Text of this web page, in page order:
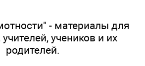
- материалы для
учителей, учеников и их
родителей.